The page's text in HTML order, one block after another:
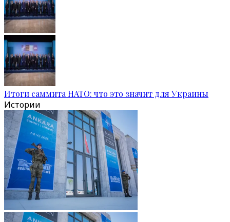
Итоги саммита НАТО: что это значит для Украины
Истории